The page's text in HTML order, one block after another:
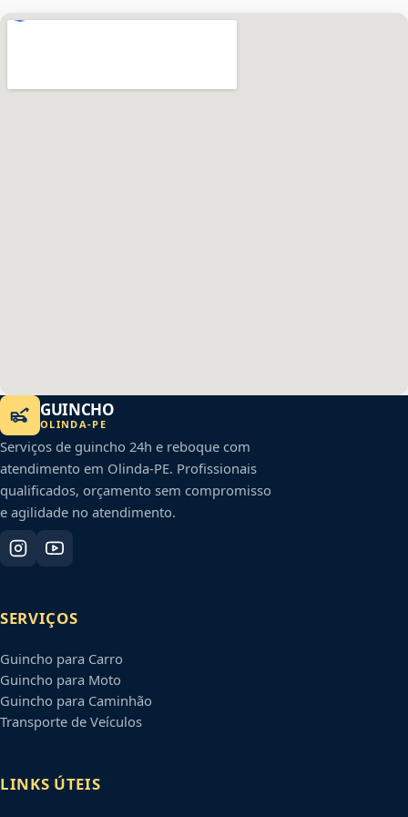
GUINCHO
OLINDA-PE
Serviços de guincho 24h e reboque com
atendimento em Olinda-PE. Profissionais
qualificados, orçamento sem compromisso
e agilidade no atendimento.
SERVIÇOS
Guincho para Carro
Guincho para Moto
Guincho para Caminhão
Transporte de Veículos
LINKS ÚTEIS